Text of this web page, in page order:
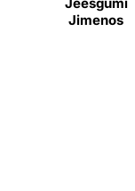
Jimenos